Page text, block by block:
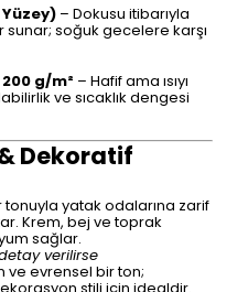
– Dokusu itibarıyla
sunar; soğuk gecelere karşı
g/m² – Hafif ama ısıyı
ve sıcaklık dengesi
Dekoratif
tonuyla yatak odalarına zarif
Krem, bej ve toprak
sağlar.
verilirse
ve evrensel bir ton;